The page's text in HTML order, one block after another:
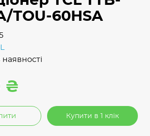
TOU-60HSA
наявності
₴
Купити в 1 клік